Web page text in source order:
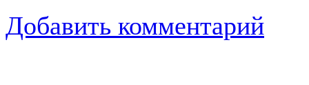
Добавить комментарий